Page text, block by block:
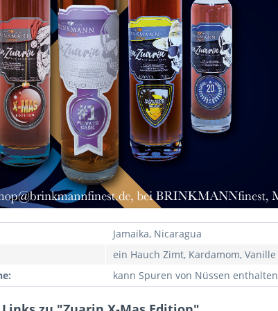
Jamaika, Nicaragua
ein Hauch Zimt, Kardamom, Vanille
kann Spuren von Nüssen enthalten